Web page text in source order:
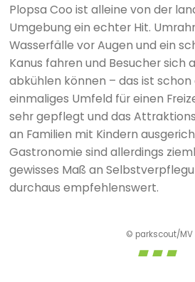
Plopsa Coo ist alleine von der
Umgebung ein echter Hit.
Wasserfälle vor Augen und ein
Kanus fahren und Besucher sich
abkühlen können – das ist schon
einmaliges Umfeld für einen
sehr gepflegt und das
an Familien mit Kindern
Gastronomie sind allerdings
gewisses Maß an
durchaus empfehlenswert.
© parkscout/MV